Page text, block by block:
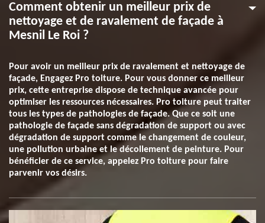
Comment obtenir un meilleur prix de
nettoyage et de ravalement de façade à
Mesnil Le Roi ?
Pour avoir un meilleur prix de ravalement et nettoyage de
façade, Engagez Pro toiture. Pour vous donner ce meilleur
prix, cette entreprise dispose de technique avancée pour
optimiser les ressources nécessaires. Pro toiture peut traiter
tous les types de pathologies de façade. Que ce soit une
pathologie de façade sans dégradation de support ou avec
dégradation de support comme le changement de couleur,
une pollution urbaine et le décollement de peinture. Pour
bénéficier de ce service, appelez Pro toiture pour faire
parvenir vos désirs.